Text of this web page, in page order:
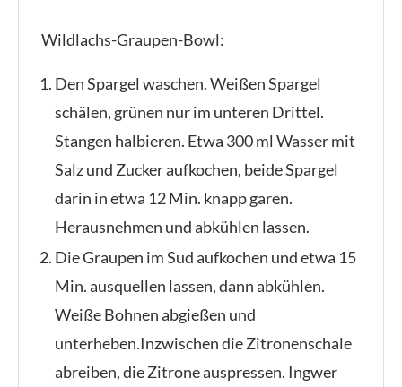
Wildlachs-Graupen-Bowl:
Den Spargel waschen. Weißen Spargel
schälen, grünen nur im unteren Drittel.
Stangen halbieren. Etwa 300 ml Wasser mit
Salz und Zucker aufkochen, beide Spargel
darin in etwa 12 Min. knapp garen.
Herausnehmen und abkühlen lassen.
Die Graupen im Sud aufkochen und etwa 15
Min. ausquellen lassen, dann abkühlen.
Weiße Bohnen abgießen und
unterheben.Inzwischen die Zitronenschale
abreiben, die Zitrone auspressen. Ingwer